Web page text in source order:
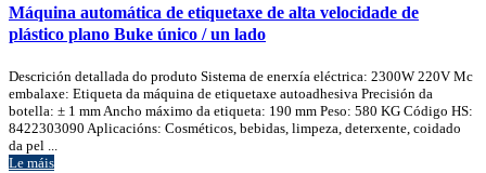
Máquina automática de etiquetaxe de alta velocidade de
plástico plano Buke único / un lado
Descrición detallada do produto Sistema de enerxía eléctrica: 2300W 220V Mc
embalaxe: Etiqueta da máquina de etiquetaxe autoadhesiva Precisión da
botella: ± 1 mm Ancho máximo da etiqueta: 190 mm Peso: 580 KG Código HS:
8422303090 Aplicacións: Cosméticos, bebidas, limpeza, deterxente, coidado
da pel ...
Le máis